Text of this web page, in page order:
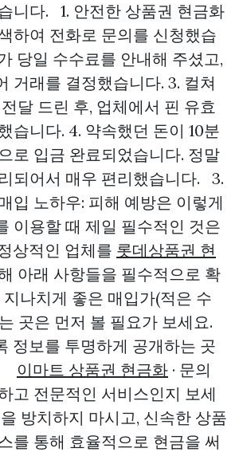
니다. 1. 안전한 상품권 현금화
하여 전화로 문의를 신청했습
당일 수수료를 안내해 주셨고,
거래를 결정했습니다. 3. 컬쳐
달 드린 후, 업체에서 핀 유효
습니다. 4. 약속했던 돈이 10분
로 입금 완료되었습니다. 정말
되어서 매우 편리했습니다. 3.
입 노하우: 피해 예방은 이렇게
이용할 때 제일 필수적인 것은
상적인 업체를 롯데상품권 현
아래 사항들을 필수적으로 확
치게 좋은 매입가(적은 수
곳은 먼저 볼 필요가 보세요.
정보를 투명하게 공개하는 곳
이마트 상품권 현금화 · 문의
고 전문적인 서비스인지 보세
방치하지 마시고, 신속한 상품
를 통해 효율적으로 현금을 써